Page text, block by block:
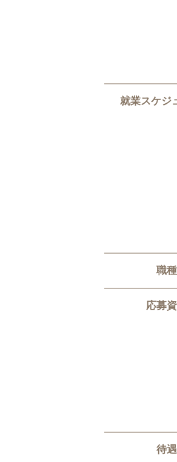
就業スケジ
職種
応募
待遇